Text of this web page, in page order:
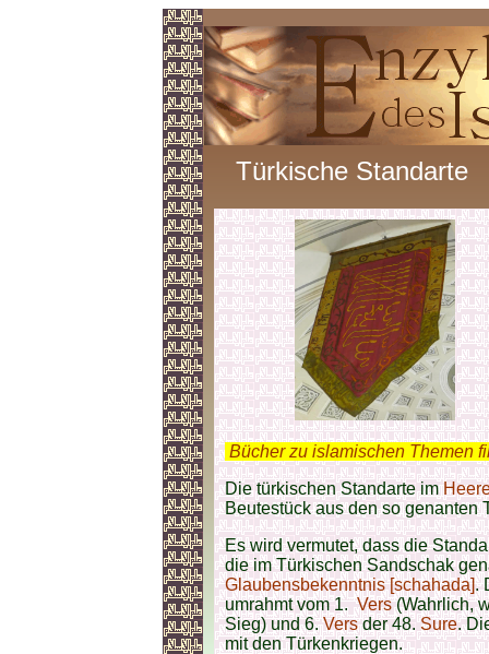
Türkische Standarte
Bücher zu islamischen Themen
Die türkischen Standarte im
Beutestück aus den so genanten
Es wird vermutet, dass die
die im Türkischen Sandschak
Glaubensbekenntnis [schahada].
umrahmt vom 1.Vers(Wahrlich,
Sieg) und 6.Versder 48.Sure.
mit den Türkenkriegen.